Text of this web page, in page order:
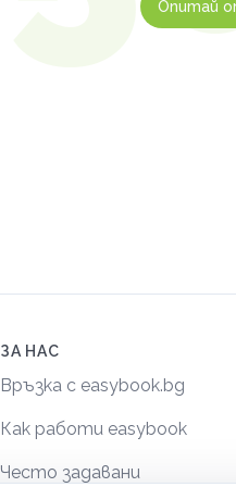
Опитай
ЗА НАС
Връзка с easybook.bg
Как работи easybook
Често задавани